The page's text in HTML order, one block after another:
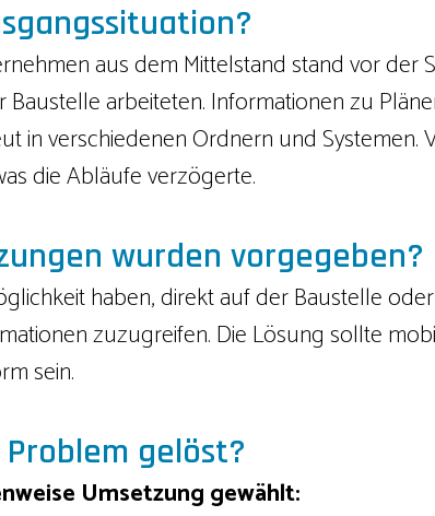
aus dem Mittelstand stand vor der
arbeiteten. Informationen zu
in verschiedenen Ordnern und Systemen.
die Abläufe verzögerte.
wurden vorgegeben?
haben, direkt auf der Baustelle
zuzugreifen. Die Lösung sollte
sein.
gelöst?
Umsetzung gewählt: